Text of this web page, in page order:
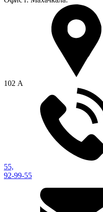
102 А
55,
92-99-55